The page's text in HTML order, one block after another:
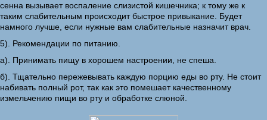
сенна вызывает воспаление слизистой кишечника; к тому же к
таким слабительным происходит быстрое привыкание. Будет
намного лучше, если нужные вам слабительные назначит врач.
5). Рекомендации по питанию.
а). Принимать пищу в хорошем настроении, не спеша.
б). Тщательно пережевывать каждую порцию еды во рту. Не стоит
набивать полный рот, так как это помешает качественному
измельчению пищи во рту и обработке слюной.